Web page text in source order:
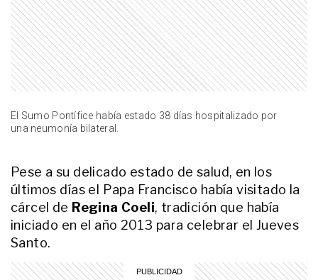
El Sumo Pontífice había estado 38 días hospitalizado por
una neumonía bilateral.
Pese a su delicado estado de salud, en los
últimos días el Papa Francisco había visitado la
cárcel de Regina Coeli, tradición que había
iniciado en el año 2013 para celebrar el Jueves
Santo.
Brandoni que cambió el formato
de su velatorio
ACTUALIDAD
Las desgarradoras imágenes de
la madre de Ernestina Pais
de Carlos Rottemberg para
despedir a Luis Brandoni
ACTUALIDAD
El último adiós a María Rosa
despedirla